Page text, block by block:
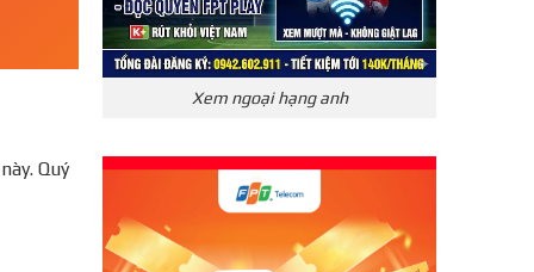
Quý
Xem ngoại hạng anh